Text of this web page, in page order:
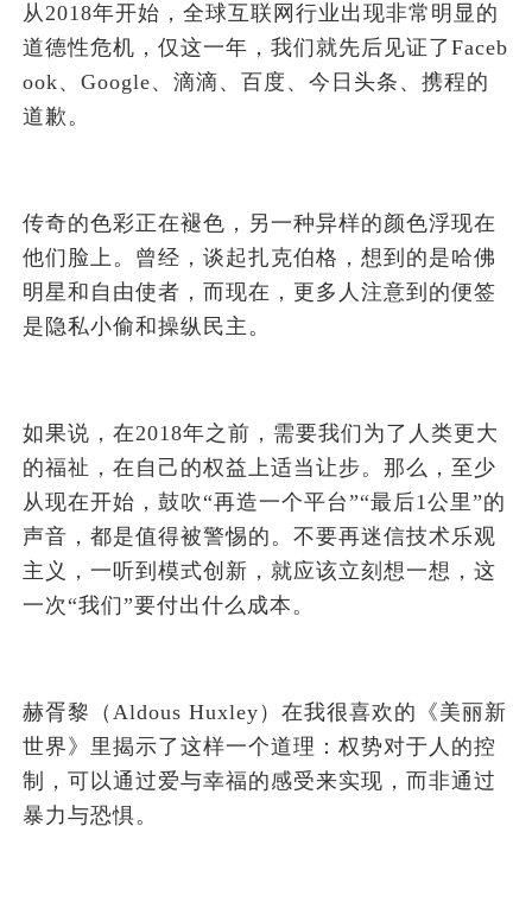
从2018年开始，全球互联网行业出现非常明显的
道德性危机，仅这一年，我们就先后见证了Faceb
ook、Google、滴滴、百度、今日头条、携程的
道歉。
传奇的色彩正在褪色，另一种异样的颜色浮现在
他们脸上。曾经，谈起扎克伯格，想到的是哈佛
明星和自由使者，而现在，更多人注意到的便签
是隐私小偷和操纵民主。
如果说，在2018年之前，需要我们为了人类更大
的福祉，在自己的权益上适当让步。那么，至少
从现在开始，鼓吹“再造一个平台”“最后1公里”的
声音，都是值得被警惕的。不要再迷信技术乐观
主义，一听到模式创新，就应该立刻想一想，这
一次“我们”要付出什么成本。
赫胥黎（Aldous Huxley）在我很喜欢的《美丽新
世界》里揭示了这样一个道理：权势对于人的控
制，可以通过爱与幸福的感受来实现，而非通过
暴力与恐惧。